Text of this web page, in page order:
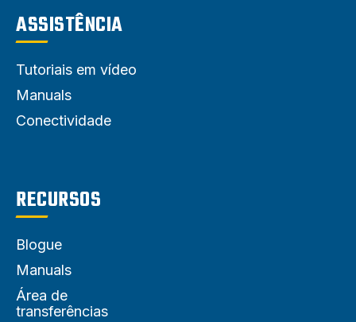
ASSISTÊNCIA
Tutoriais em vídeo
Manuals
Conectividade
RECURSOS
Blogue
Manuals
Área de
transferências